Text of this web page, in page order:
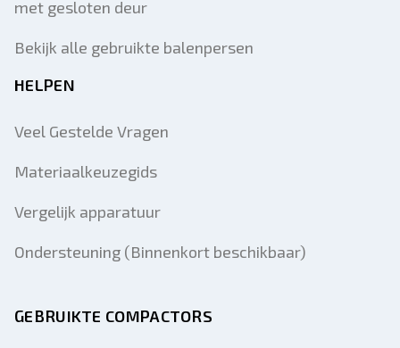
met gesloten deur
Bekijk alle gebruikte balenpersen
HELPEN
Veel Gestelde Vragen
Materiaalkeuzegids
Vergelijk apparatuur
Ondersteuning (Binnenkort beschikbaar)
GEBRUIKTE COMPACTORS